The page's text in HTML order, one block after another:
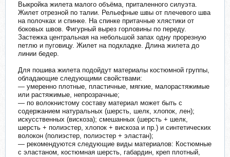
Выкройка жилета малого объёма, приталенного силуэта.
Жилет отрезной по талии. Рельефные швы от плечевого шва
на полочках и спинке. На спинке притачные хлястики от
боковых швов. Фигурный вырез горловины по переду.
Застежка центральная на небольшой запах одну прорезную
петлю и пуговицу. Жилет на подкладке. Длина жилета до
линии бедер.
Для пошива жилета подойдут материалы костюмной группы,
обладающие следующими свойствами:
— умеренно плотные, пластичные, мягкие, малорастяжимые
или растяжимые, непрозрачные;
— по волокнистому составу материал может быть с
содержанием натуральных (шерсть, шелк, хлопок, лен);
искусственных (вискоза); смешанных (шерсть + шелк,
шерсть + полиэстер, хлопок + вискоза и пр.) и синтетических
волокон (полиэстер, полиэстер + эластан);
— рекомендуются следующие виды материалов: Костюмные
с эластаном, костюмная шерсть, габардин, креп плотный,